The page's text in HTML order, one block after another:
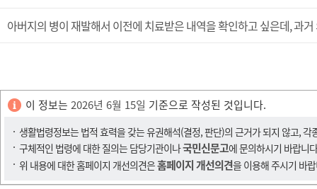
아버지의 병이 재발해서 이전에 치료받은 내역을 확인하고 싶은데, 과
이 정보는 2026년 6월 15일 기준으로 작성된 것입니다.
생활법령정보는 법적 효력을 갖는 유권해석(결정, 판단)의 근거가 되지 않고,
구체적인 법령에 대한 질의는 담당기관이나국민신문고에 문의하시기 바랍니
위 내용에 대한 홈페이지 개선의견은홈페이지 개선의견을 이용해 주시기 바